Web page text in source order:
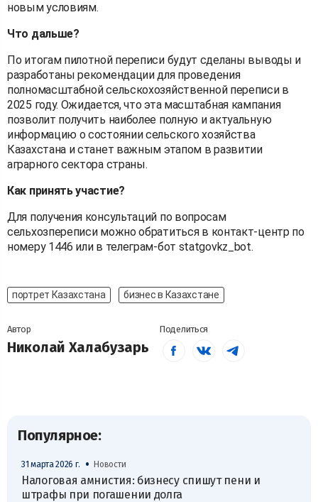
новым условиям.
Что дальше?
По итогам пилотной переписи будут сделаны выводы и
разработаны рекомендации для проведения
полномасштабной сельскохозяйственной переписи в
2025 году. Ожидается, что эта масштабная кампания
позволит получить наиболее полную и актуальную
информацию о состоянии сельского хозяйства
Казахстана и станет важным этапом в развитии
аграрного сектора страны.
Как принять участие?
Для получения консультаций по вопросам
сельхозпереписи можно обратиться в контакт-центр по
номеру 1446 или в телеграм-бот statgovkz_bot.
портрет Казахстана бизнес в Казахстане
Автор
Николай Халабузарь
Поделиться
Популярное:
31 марта 2026 г. • Новости
Налоговая амнистия: бизнесу спишут пени и
штрафы при погашении долга